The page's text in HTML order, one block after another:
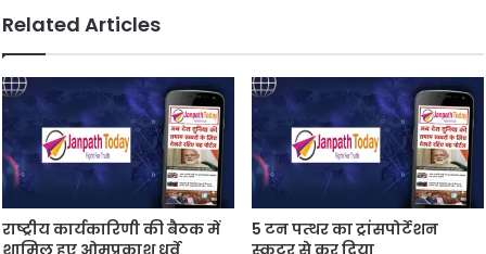
Related Articles
राष्ट्रीय कार्यकारिणी की बैठक में
शामिल हुए ओमप्रकाश धुर्वे
5 टन पत्थर का ट्रांसपोर्टेशन
स्कूटर से कर दिया